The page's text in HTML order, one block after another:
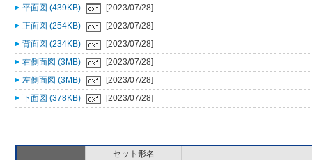
平面図 (439KB)
[2023/07/28]
正面図 (254KB)
[2023/07/28]
背面図 (234KB)
[2023/07/28]
右側面図 (3MB)
[2023/07/28]
左側面図 (3MB)
[2023/07/28]
下面図 (378KB)
[2023/07/28]
セット形名